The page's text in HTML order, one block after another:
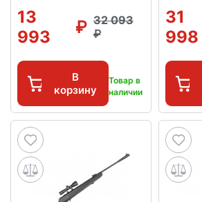
13
993
32 093
В
корзину
Товар в
наличии
31
998